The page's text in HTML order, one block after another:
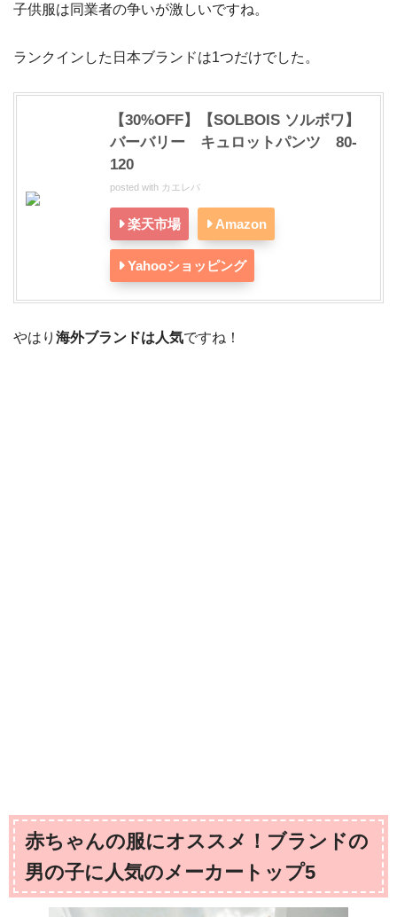
子供服は同業者の争いが激しいですね。
ランクインした日本ブランドは1つだけでした。
【30%OFF】【SOLBOIS ソルボワ】
バーバリー キュロットパンツ 80-
120
posted with カエレバ
楽天市場 Amazon
Yahooショッピング
やはり 海外ブランドは人気ですね！
赤ちゃんの服にオススメ！ブランドの
男の子に人気のメーカートップ5